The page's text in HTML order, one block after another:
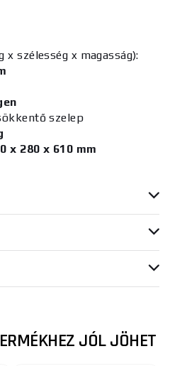
x szélesség x magasság):
szelep
x 280 x 610 mm
JÓL JÖHET